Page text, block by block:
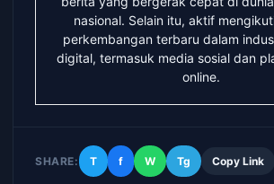
nasional. Selain itu, aktif
perkembangan terbaru dalam
digital, termasuk media sosial dan
online.
SHARE: T f W Tg Copy Link